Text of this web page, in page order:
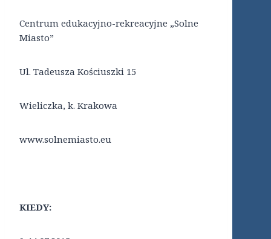
Centrum edukacyjno-rekreacyjne „Solne
Miasto”
Ul. Tadeusza Kościuszki 15
Wieliczka, k. Krakowa
www.solnemiasto.eu
KIEDY: